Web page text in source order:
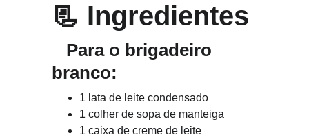
📃 Ingredientes
branco:
1 lata de leite condensado
1 colher de sopa de manteiga
1 caixa de creme de leite